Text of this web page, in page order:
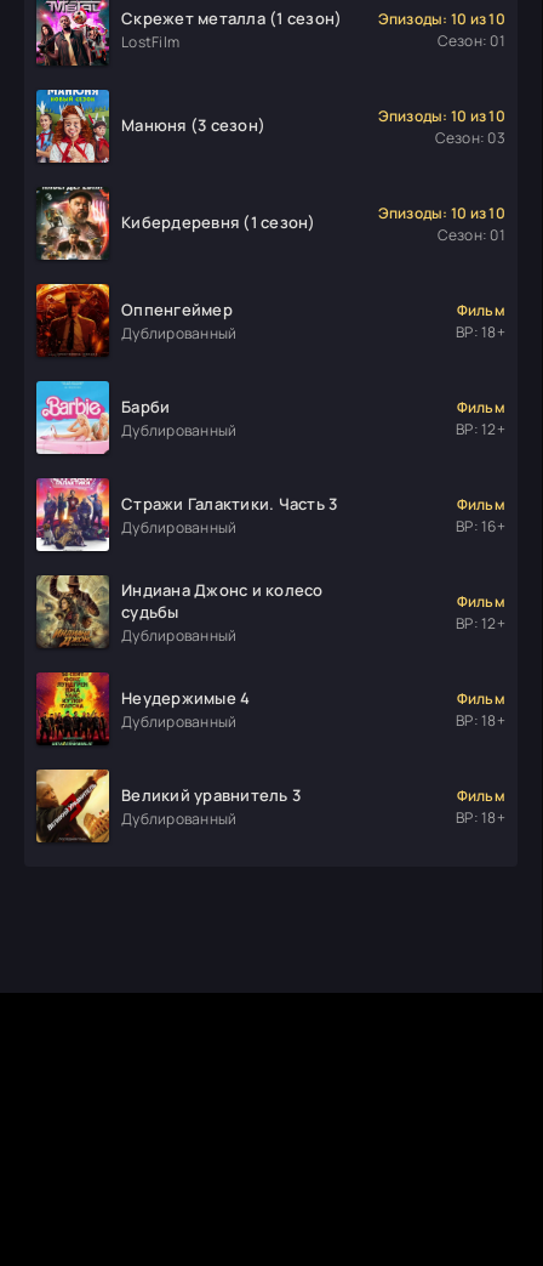
Скрежет металла (1 сезон)
LostFilm
Эпизоды: 10 из 10
Сезон: 01
Манюня (3 сезон)
Эпизоды: 10 из 10
Сезон: 03
Кибердеревня (1 сезон)
Эпизоды: 10 из 10
Сезон: 01
Оппенгеймер
Дублированный
Фильм
ВР: 18+
Барби
Дублированный
Фильм
ВР: 12+
Стражи Галактики. Часть 3
Дублированный
Фильм
ВР: 16+
Индиана Джонс и колесо
судьбы
Дублированный
Фильм
ВР: 12+
Неудержимые 4
Дублированный
Фильм
ВР: 18+
Великий уравнитель 3
Дублированный
Фильм
ВР: 18+